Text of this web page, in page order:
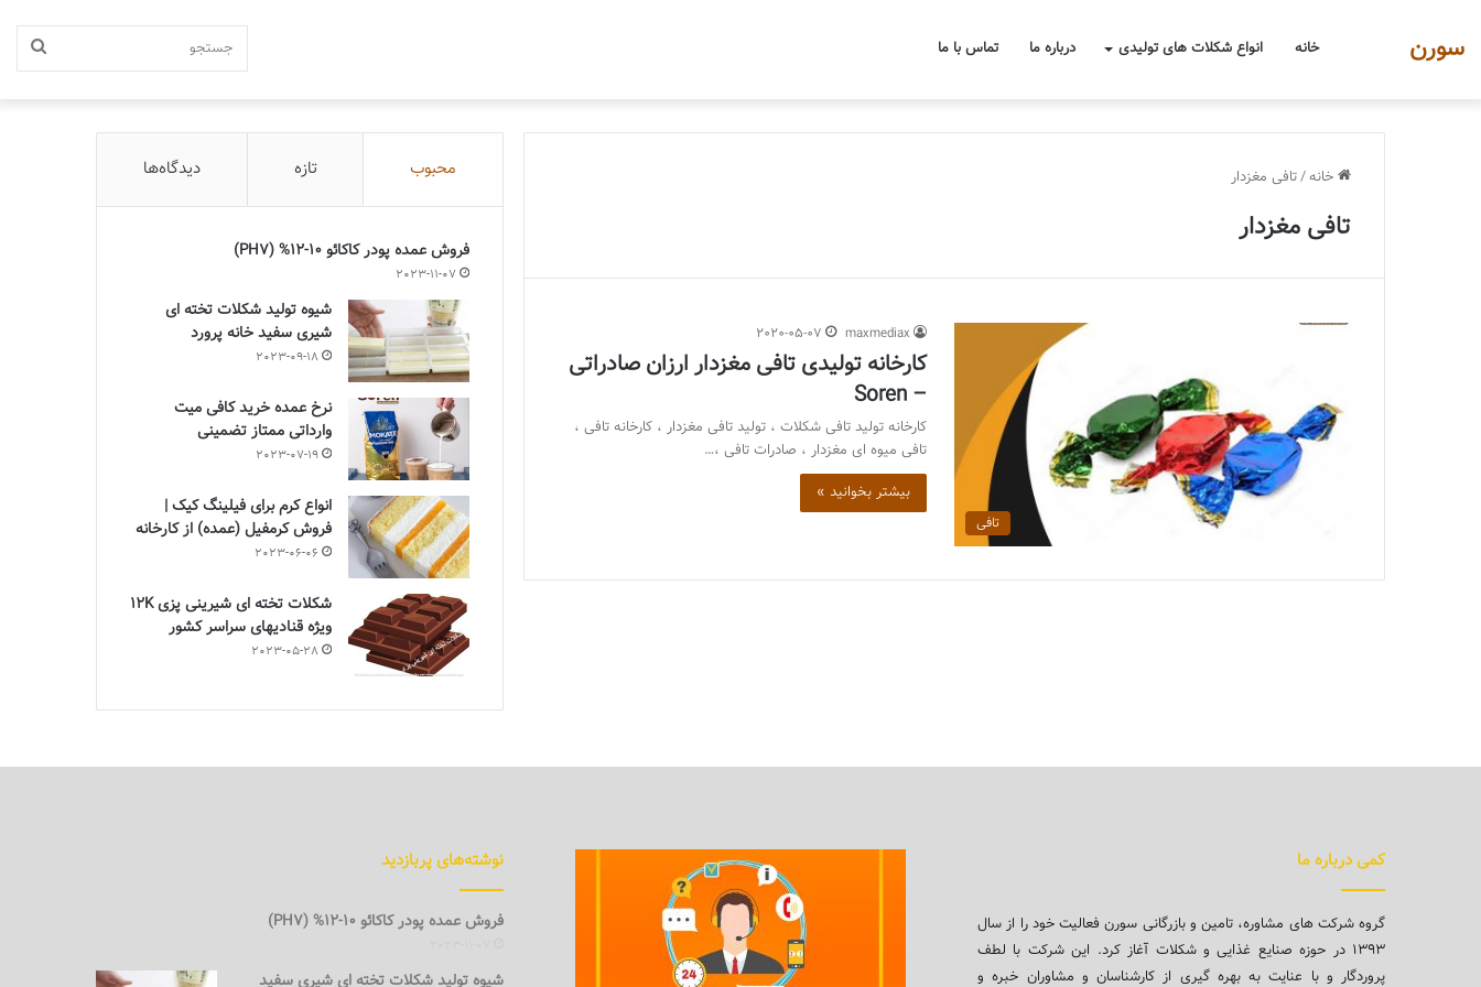
سورن خانه انواع شکلات های تولیدی درباره ما تماس با ما
خانه/تافی مغزدار
تافی مغزدار
تافی
maxmediax
2020-05-07
کارخانه تولیدی تافی مغزدار ارزان صادراتی
– Soren
کارخانه تولید تافی شکلات ، تولید تافی مغزدار ، کارخانه تافی ،
تافی میوه ای مغزدار ، صادرات تافی ،…
بیشتر بخوانید »
محبوب تازه دیدگاه‌ها
فروش عمده پودر کاکائو 10-12% (PH7)
2023-11-07
شیوه تولید شکلات تخته ای
شیری سفید خانه پرورد
2023-09-18
نرخ عمده خرید کافی میت
وارداتی ممتاز تضمینی
2023-07-19
انواع کرم برای فیلینگ کیک |
فروش کرمفیل (عمده) از کارخانه
2023-06-06
شکلات تخته ای شیرینی پزی 12K
ویژه قنادیهای سراسر کشور
2023-05-28
کمی درباره ما
گروه شرکت های مشاوره، تامین و بازرگانی سورن فعالیت خود را از سال
۱۳۹۳ در حوزه صنایع غذایی و شکلات آغاز کرد. این شرکت با لطف
پروردگار و با عنایت به بهره گیری از کارشناسان و مشاوران خبره و
نوشته‌های پربازدید
فروش عمده پودر کاکائو 10-12% (PH7)
شیوه تولید شکلات تخته ای شیری سفید